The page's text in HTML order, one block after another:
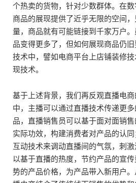
个热卖的货物，针对少数群体。在
商品的展现提供了近乎无限的空间
量，商品就有可能链接到千家万户
品变得更多了，但如何展现商品仍
技术中，譬如电商平台上店铺装修
现技术。
基于上述背景，我们再反观直播电
中，主播可以通过直播技术传递更
品，直播销售员可以基于面对面销
实际功效，构建消费者对产品的认
互动技术来调动直播间的气氛，刺
以基于直播的热度，节约产品的宣
势的产品价格，为产品带入新用户